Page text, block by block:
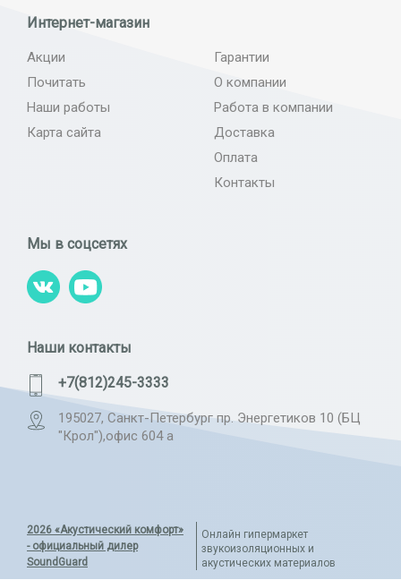
Интернет-магазин
Акции
Почитать
Наши работы
Карта сайта
Гарантии
О компании
Работа в компании
Доставка
Оплата
Контакты
Мы в соцсетях
Наши контакты
+7(812)245-3333
195027, Санкт-Петербург пр. Энергетиков 10 (БЦ
"Крол"),офис 604 а
2026 «Акустический комфорт»
- официальный дилер
SoundGuard
Онлайн гипермаркет
звукоизоляционных и
акустических материалов